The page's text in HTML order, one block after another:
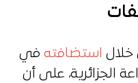
استضافته في
الجزائرية، على أن